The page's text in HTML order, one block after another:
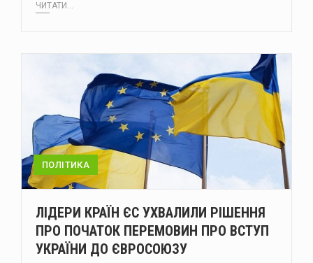
ЧИТАТИ...
ПОЛІТИКА
ЛІДЕРИ КРАЇН ЄС УХВАЛИЛИ РІШЕННЯ
ПРО ПОЧАТОК ПЕРЕМОВИН ПРО ВСТУП
УКРАЇНИ ДО ЄВРОСОЮЗУ